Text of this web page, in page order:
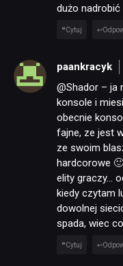
dużo nadrobić
Cytuj
paankracyk
@Shador – ja
konsole i
obecnie
fajne, ze jest
ze swoim
hardcorowe
elity graczy…
kiedy czytam
dowolnej
spada, wiec
Cytuj